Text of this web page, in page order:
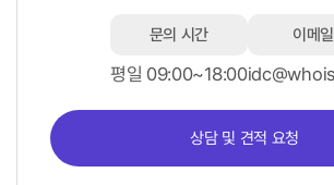
문의 시간
평일 09:00~18:00
이메일
상담 및 견적 요청